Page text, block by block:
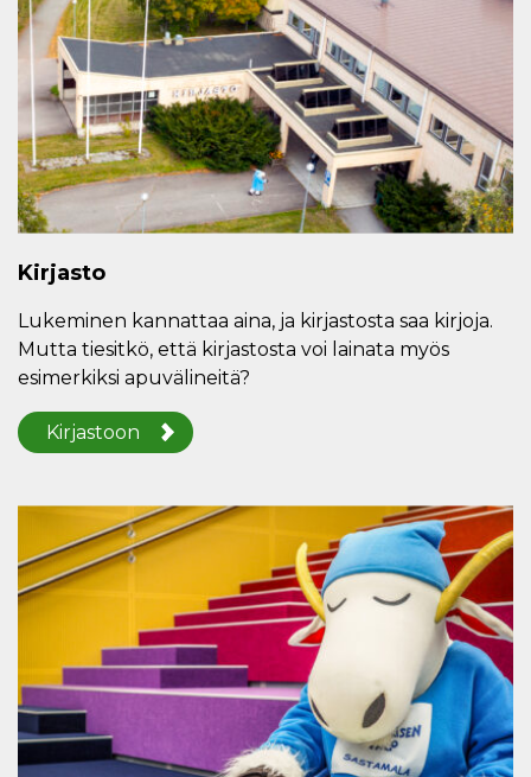
Kirjasto
Lukeminen kannattaa aina, ja kirjastosta saa kirjoja.
Mutta tiesitkö, että kirjastosta voi lainata myös
esimerkiksi apuvälineitä?
Kirjastoon